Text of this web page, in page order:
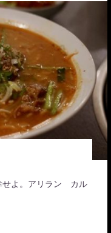
せよ。アリラン カル